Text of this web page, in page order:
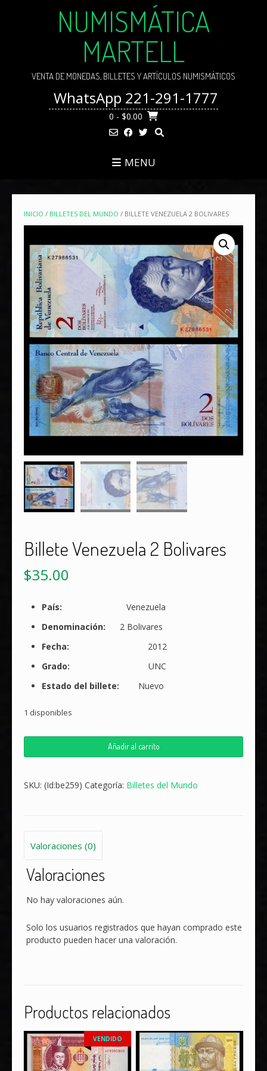
NUMISMÁTICA
MARTELL
VENTA DE MONEDAS, BILLETES Y ARTÍCULOS NUMISMÁTICOS
WhatsApp 221-291-1777
0 - $0.00
MENU
INICIO / BILLETES DEL MUNDO / BILLETE VENEZUELA 2 BOLIVARES
Billete Venezuela 2 Bolivares
$35.00
País: Venezuela
Denominación: 2 Bolivares
Fecha: 2012
Grado: UNC
Estado del billete:
Nuevo
1 disponibles
Venezuela
Bolivares
cantidad
Añadir al carrito
SKU: (Id:be259) Categoría: Billetes del Mundo
Valoraciones (0)
Valoraciones
No hay valoraciones aún.
Solo los usuarios registrados que hayan comprado este
producto pueden hacer una valoración.
Productos relacionados
VENDIDO